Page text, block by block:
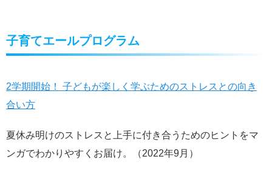
子育てエールプログラム
2学期開始！ 子どもが楽しく学ぶためのストレスとの向き
合い方
夏休み明けのストレスと上手に付き合うためのヒントをマ
ンガでわかりやすくお届け。（2022年9月）